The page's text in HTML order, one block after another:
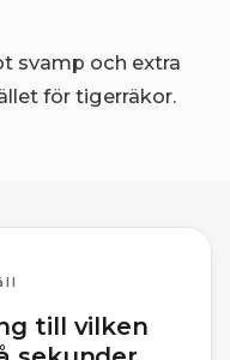
svamp och extra
för tigerräkor.
till vilken